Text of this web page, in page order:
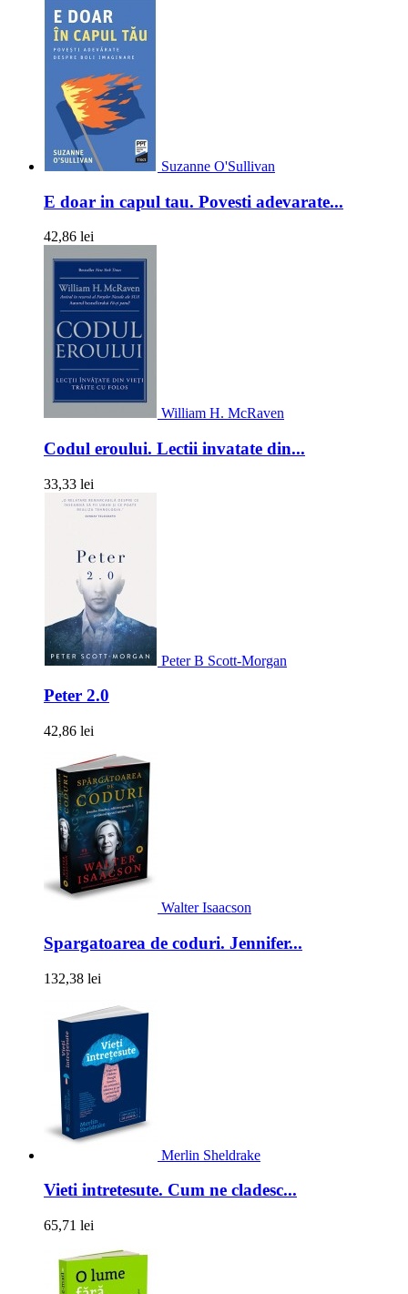
Suzanne O'Sullivan
E doar in capul tau. Povesti adevarate...
42,86 lei
William H. McRaven
Codul eroului. Lectii invatate din...
33,33 lei
Peter B Scott-Morgan
Peter 2.0
42,86 lei
Walter Isaacson
Spargatoarea de coduri. Jennifer...
132,38 lei
Merlin Sheldrake
Vieti intretesute. Cum ne cladesc...
65,71 lei